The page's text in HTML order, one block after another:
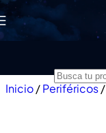
Skip to navigation
Inicio/Periféricos/